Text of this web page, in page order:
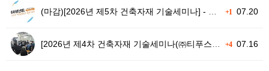
+1 07.20
(마감)[2026년 제5차 건축자재 기술세미나] - 복사냉·난방(잡자재)
+407.16
[2026년 제4차 건축자재 기술세미나(㈜티푸스코리아)] 후기